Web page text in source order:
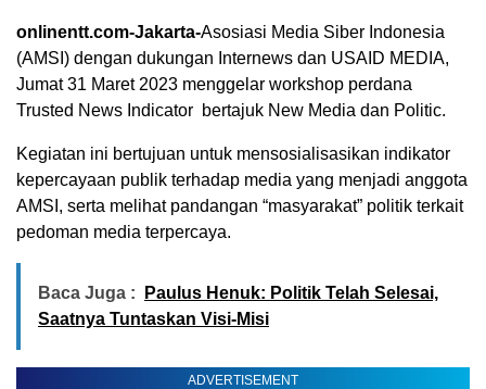
onlinentt.com-Jakarta-Asosiasi Media Siber Indonesia
(AMSI) dengan dukungan Internews dan USAID MEDIA,
Jumat 31 Maret 2023 menggelar workshop perdana
Trusted News Indicator bertajuk New Media dan Politic.
Kegiatan ini bertujuan untuk mensosialisasikan indikator
kepercayaan publik terhadap media yang menjadi anggota
AMSI, serta melihat pandangan “masyarakat” politik terkait
pedoman media terpercaya.
Baca Juga :
Paulus Henuk: Politik Telah Selesai,
Saatnya Tuntaskan Visi-Misi
ADVERTISEMENT